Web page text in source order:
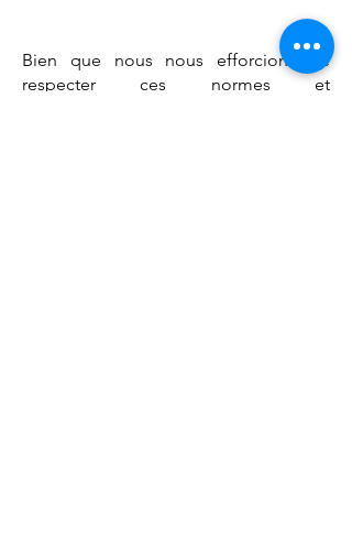
Bien que nous nous efforcions de
respecter ces normes et